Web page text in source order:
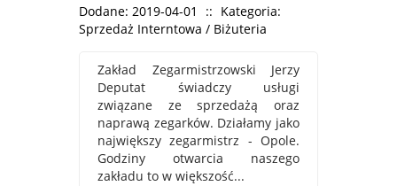
Dodane: 2019-04-01 :: Kategoria:
Sprzedaż Interntowa / Biżuteria
Zakład Zegarmistrzowski Jerzy
Deputat świadczy usługi
związane ze sprzedażą oraz
naprawą zegarków. Działamy jako
największy zegarmistrz - Opole.
Godziny otwarcia naszego
zakładu to w większość...